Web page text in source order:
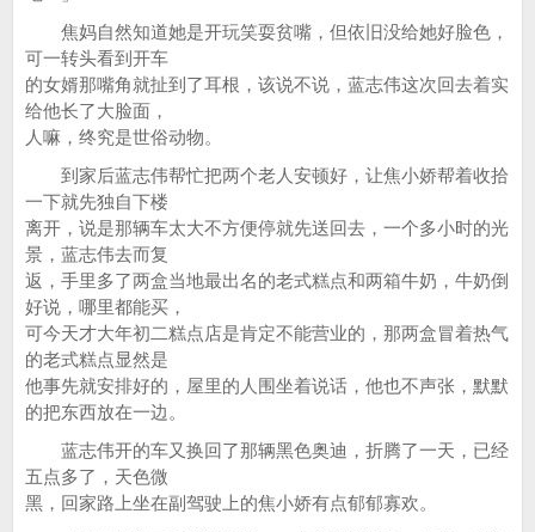
焦妈自然知道她是开玩笑耍贫嘴，但依旧没给她好脸色，
可一转头看到开车
的女婿那嘴角就扯到了耳根，该说不说，蓝志伟这次回去着实
给他长了大脸面，
人嘛，终究是世俗动物。
到家后蓝志伟帮忙把两个老人安顿好，让焦小娇帮着收拾
一下就先独自下楼
离开，说是那辆车太大不方便停就先送回去，一个多小时的光
景，蓝志伟去而复
返，手里多了两盒当地最出名的老式糕点和两箱牛奶，牛奶倒
好说，哪里都能买，
可今天才大年初二糕点店是肯定不能营业的，那两盒冒着热气
的老式糕点显然是
他事先就安排好的，屋里的人围坐着说话，他也不声张，默默
的把东西放在一边。
蓝志伟开的车又换回了那辆黑色奥迪，折腾了一天，已经
五点多了，天色微
黑，回家路上坐在副驾驶上的焦小娇有点郁郁寡欢。